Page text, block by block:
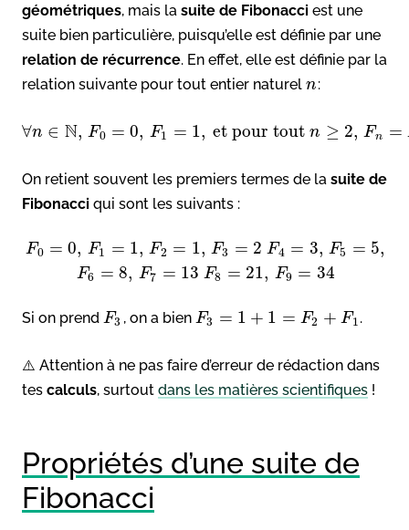
géométriques, mais la suite de Fibonacci est une
suite bien particulière, puisqu’elle est définie par une
relation de récurrence. En effet, elle est définie par la
relation suivante pour tout entier naturel n:
∀n ∈ N, F0 = 0, F1 = 1, et pour toutn ≥ 2, Fn =
On retient souvent les premiers termes de la suite de
Fibonacci qui sont les suivants :
F0 = 0, F1 = 1, F2 = 1, F3 = 2 F4 = 3, F5 = 5,
F6 = 8, F7 = 13 F8 = 21, F9 = 34
Si on prend F3 , on a bien F3 = 1 + 1 = F2 + F1.
⚠️ Attention à ne pas faire d’erreur de rédaction dans
tes calculs, surtout dans les matières scientifiques !
Propriétés d’une suite de
Fibonacci